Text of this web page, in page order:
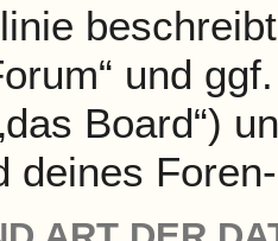
und
Board“)
deines